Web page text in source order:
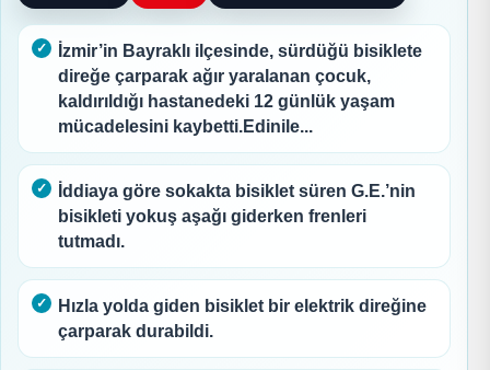
İzmir’in Bayraklı ilçesinde, sürdüğü bisiklete
direğe çarparak ağır yaralanan çocuk,
kaldırıldığı hastanedeki 12 günlük yaşam
mücadelesini kaybetti.Edinile...
İddiaya göre sokakta bisiklet süren G.E.’nin
bisikleti yokuş aşağı giderken frenleri
tutmadı.
Hızla yolda giden bisiklet bir elektrik direğine
çarparak durabildi.